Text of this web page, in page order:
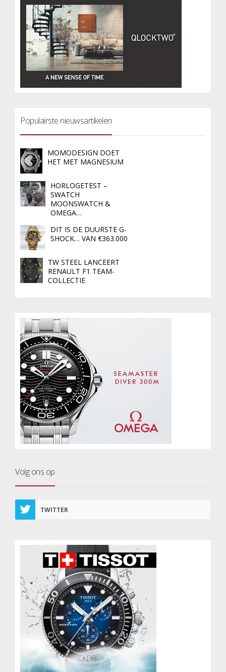
Populairste nieuwsartikelen
MOMODESIGN DOET
HET MET MAGNESIUM
HORLOGETEST –
SWATCH
MOONSWATCH &
OMEGA…
DIT IS DE DUURSTE G-
SHOCK… VAN €363.000
TW STEEL LANCEERT
RENAULT F1 TEAM-
COLLECTIE
Volg ons op
TWITTER